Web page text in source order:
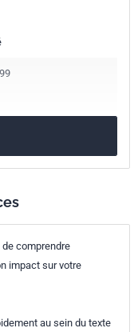
sous tension
comprendre
impact sur votre
au sein du texte